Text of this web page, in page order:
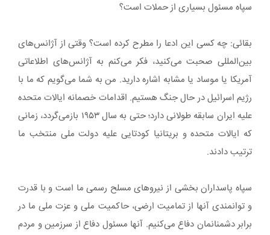
سپاه مسئول بسیاری از حملات است؟
بقائی: چه کسی این ادعا را مطرح کرده است؟ وقتی از آژانس‌های
بین‌المللی صحبت می‌کنید، فکر می‌کنم به آژانس‌های اطلاعاتی
آمریکا یا موساد یا مشابه اشاره دارید. من به شما می‌گویم که ما با
رژیم اسرائیل در حال جنگ هستیم. اقدامات خصمانه ایالات متحده
علیه ایران سابقه طولانی دارد؛ حتی به سال ۱۹۵۳ بازمی‌گردد، زمانی
که ایالات متحده و بریتانیا کودتایی علیه دولت ملی منتخب ما
ترتیب دادند.
سپاه پاسداران بخشی از نیروهای مسلح رسمی ما است و با قدرت
و توانمندی آنها از تمامیت ارضی، حاکمیت ملی و عزت ملی ما در
برابر دشمنانمان دفاع می‌کنیم. آنها مسئول دفاع از سرزمین و مردم